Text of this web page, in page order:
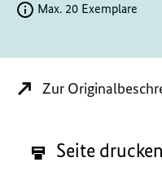
Max. 20 Exemplare
Zur
Seite drucken